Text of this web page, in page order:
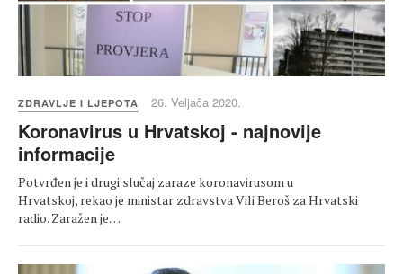
ZDRAVLJE I LJEPOTA 26. Veljača 2020.
Koronavirus u Hrvatskoj - najnovije
informacije
Potvrđen je i drugi slučaj zaraze koronavirusom u
Hrvatskoj, rekao je ministar zdravstva Vili Beroš za Hrvatski
radio. Zaražen je…